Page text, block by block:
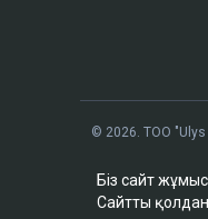
© 2026. ТОО "Ulys
Біз сайт
Сайтты